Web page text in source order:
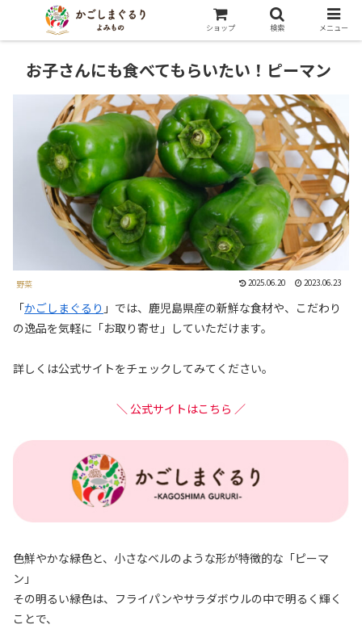
お子さんにも食べてもらいたい！ピーマン
野菜 2025.06.20 2023.06.23
「かごしまぐるり 」では、鹿児島県産の新鮮な食材や、こだわり
の逸品を気軽に「お取り寄せ」していただけます。
詳しくは公式サイトをチェックしてみてください。
＼ 公式サイトはこちら ／
色鮮やかな緑色と、小さなベルのような形が特徴的な「ピーマ
ン」
その明るい緑色は、フライパンやサラダボウルの中で明るく輝く
ことで、
ショップ 検索 メニュー